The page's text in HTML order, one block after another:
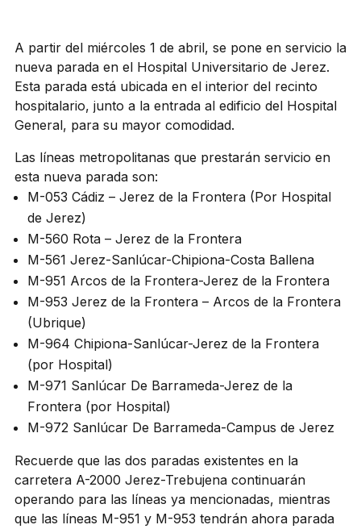
A partir del miércoles 1 de abril, se pone en servicio la
nueva parada en el Hospital Universitario de Jerez.
Esta parada está ubicada en el interior del recinto
hospitalario, junto a la entrada al edificio del Hospital
General, para su mayor comodidad.
Las líneas metropolitanas que prestarán servicio en
esta nueva parada son:
M-053 Cádiz – Jerez de la Frontera (Por Hospital
de Jerez)
M-560 Rota – Jerez de la Frontera
M-561 Jerez-Sanlúcar-Chipiona-Costa Ballena
M-951 Arcos de la Frontera-Jerez de la Frontera
M-953 Jerez de la Frontera – Arcos de la Frontera
(Ubrique)
M-964 Chipiona-Sanlúcar-Jerez de la Frontera
(por Hospital)
M-971 Sanlúcar De Barrameda-Jerez de la
Frontera (por Hospital)
M-972 Sanlúcar De Barrameda-Campus de Jerez
Recuerde que las dos paradas existentes en la
carretera A-2000 Jerez-Trebujena continuarán
operando para las líneas ya mencionadas, mientras
que las líneas M-951 y M-953 tendrán ahora parada